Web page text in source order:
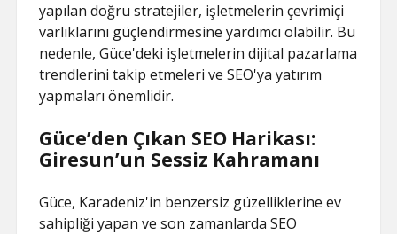
yapılan doğru stratejiler, işletmelerin çevrimiçi
varlıklarını güçlendirmesine yardımcı olabilir. Bu
nedenle, Güce'deki işletmelerin dijital pazarlama
trendlerini takip etmeleri ve SEO'ya yatırım
yapmaları önemlidir.
Güce’den Çıkan SEO Harikası:
Giresun’un Sessiz Kahramanı
Güce, Karadeniz'in benzersiz güzelliklerine ev
sahipliği yapan ve son zamanlarda SEO